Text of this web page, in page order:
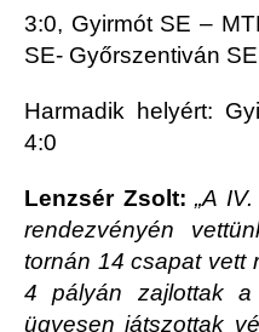
3:0, Gyirmót SE –
SE- Győrszentiván
Harmadik helyért:
4:0
Lenzsér Zsolt:„A
rendezvényén
tornán 14 csapat vett
4 pályán zajlottak a
ügyesen játszottak